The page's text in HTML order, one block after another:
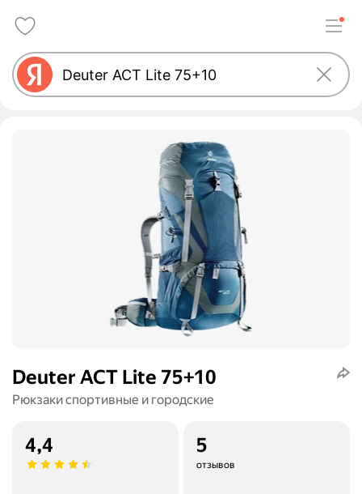
Deuter ACT Lite 75+10
Рюкзаки спортивные и городские
4,4 5
отзывов